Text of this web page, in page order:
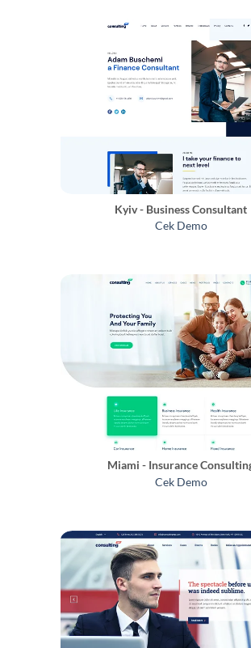
Kyiv - Business Consultant
Cek Demo
Miami - Insurance
Cek Demo